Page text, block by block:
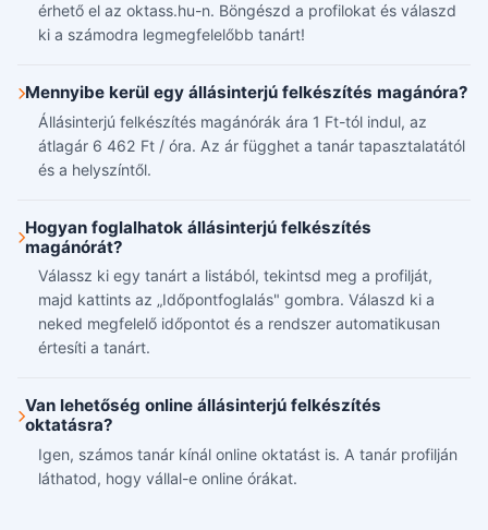
érhető el az oktass.hu-n. Böngészd a profilokat és válaszd
ki a számodra legmegfelelőbb tanárt!
Mennyibe kerül egy állásinterjú felkészítés magánóra?
Állásinterjú felkészítés magánórák ára 1 Ft-tól indul, az
átlagár 6 462 Ft / óra. Az ár függhet a tanár tapasztalatától
és a helyszíntől.
Hogyan foglalhatok állásinterjú felkészítés
magánórát?
Válassz ki egy tanárt a listából, tekintsd meg a profilját,
majd kattints az „Időpontfoglalás" gombra. Válaszd ki a
neked megfelelő időpontot és a rendszer automatikusan
értesíti a tanárt.
Van lehetőség online állásinterjú felkészítés
oktatásra?
Igen, számos tanár kínál online oktatást is. A tanár profilján
láthatod, hogy vállal-e online órákat.